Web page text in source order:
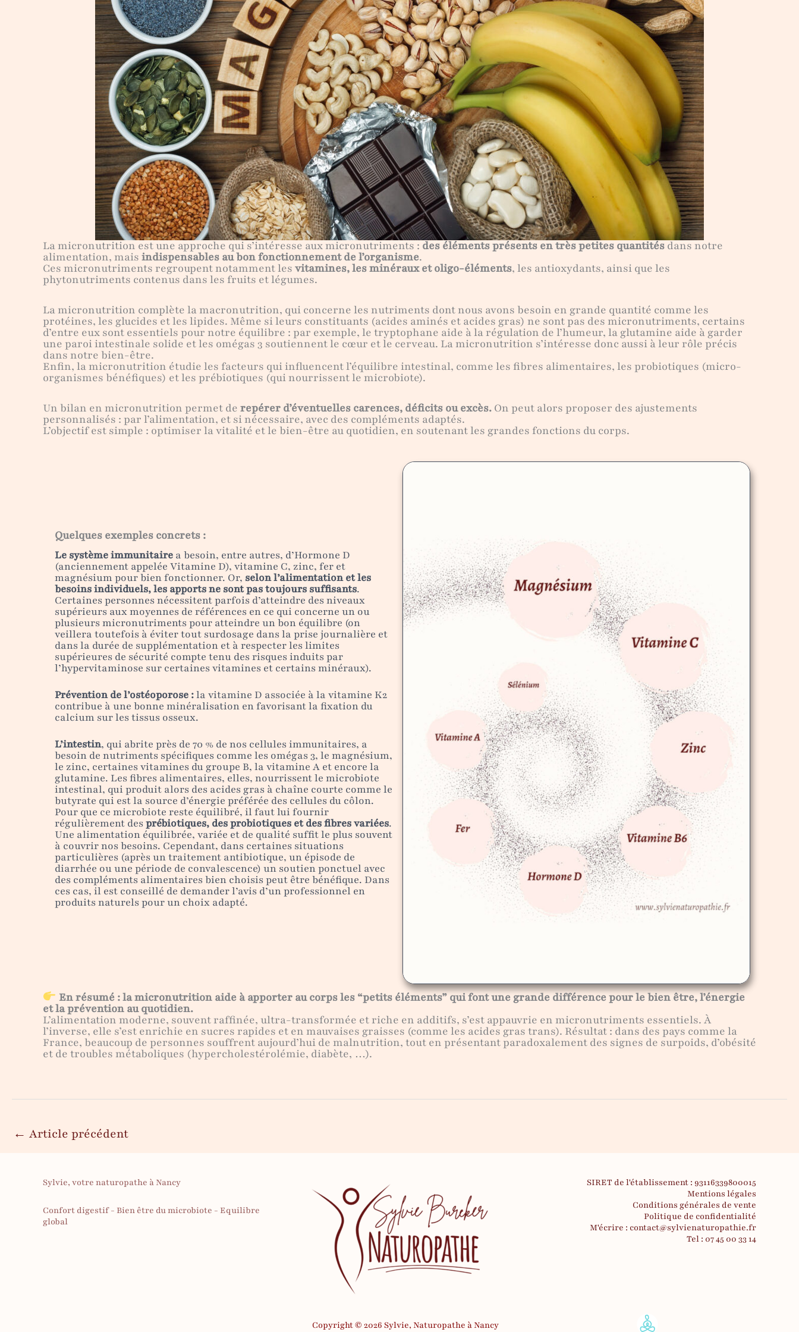
La micronutrition est une approche qui s’intéresse aux micronutriments : des éléments présents en très petites quantités dans notre
alimentation, mais indispensables au bon fonctionnement de l’organisme.
Ces micronutriments regroupent notamment les vitamines, les minéraux et oligo-éléments, les antioxydants, ainsi que les
phytonutriments contenus dans les fruits et légumes.
La micronutrition complète la macronutrition, qui concerne les nutriments dont nous avons besoin en grande quantité comme les
protéines, les glucides et les lipides. Même si leurs constituants (acides aminés et acides gras) ne sont pas des micronutriments, certains
d’entre eux sont essentiels pour notre équilibre : par exemple, le tryptophane aide à la régulation de l’humeur, la glutamine aide à garder
une paroi intestinale solide et les omégas 3 soutiennent le cœur et le cerveau. La micronutrition s’intéresse donc aussi à leur rôle précis
dans notre bien-être.
Enfin, la micronutrition étudie les facteurs qui influencent l’équilibre intestinal, comme les fibres alimentaires, les probiotiques (micro-
organismes bénéfiques) et les prébiotiques (qui nourrissent le microbiote).
Un bilan en micronutrition permet de repérer d’éventuelles carences, déficits ou excès. On peut alors proposer des ajustements
personnalisés : par l’alimentation, et si nécessaire, avec des compléments adaptés.
L’objectif est simple : optimiser la vitalité et le bien-être au quotidien, en soutenant les grandes fonctions du corps.
Quelques exemples concrets :
Le système immunitaire a besoin, entre autres, d’Hormone D
(anciennement appelée Vitamine D), vitamine C, zinc, fer et
magnésium pour bien fonctionner. Or, selon l’alimentation et les
besoins individuels, les apports ne sont pas toujours suffisants.
Certaines personnes nécessitent parfois d’atteindre des niveaux
supérieurs aux moyennes de références en ce qui concerne un ou
plusieurs micronutriments pour atteindre un bon équilibre (on
veillera toutefois à éviter tout surdosage dans la prise journalière et
dans la durée de supplémentation et à respecter les limites
supérieures de sécurité compte tenu des risques induits par
l’hypervitaminose sur certaines vitamines et certains minéraux).
Prévention de l’ostéoporose :la vitamine D associée à la vitamine K2
contribue à une bonne minéralisation en favorisant la fixation du
calcium sur les tissus osseux.
L’intestin, qui abrite près de 70 % de nos cellules immunitaires, a
besoin de nutriments spécifiques comme les omégas 3, le magnésium,
le zinc, certaines vitamines du groupe B, la vitamine A et encore la
glutamine. Les fibres alimentaires, elles, nourrissent le microbiote
intestinal, qui produit alors des acides gras à chaîne courte comme le
butyrate qui est la source d’énergie préférée des cellules du côlon.
Pour que ce microbiote reste équilibré, il faut lui fournir
régulièrement desprébiotiques, des probiotiques et des fibres variées.
Une alimentation équilibrée, variée et de qualité suffit le plus souvent
à couvrir nos besoins. Cependant, dans certaines situations
particulières (après un traitement antibiotique, un épisode de
diarrhée ou une période de convalescence) un soutien ponctuel avec
des compléments alimentaires bien choisis peut être bénéfique. Dans
ces cas, il est conseillé de demander l’avis d’un professionnel en
produits naturels pour un choix adapté.
En résumé : la micronutrition aide à apporter au corps les “petits éléments” qui font une grande différence pour le bien être, l’énergie
et la prévention au quotidien.
L’alimentation moderne, souvent raffinée, ultra-transformée et riche en additifs, s’est appauvrie en micronutriments essentiels. À
l’inverse, elle s’est enrichie en sucres rapides et en mauvaises graisses (comme les acides gras trans). Résultat : dans des pays comme la
France, beaucoup de personnes souffrent aujourd’hui de malnutrition, tout en présentant paradoxalement des signes de surpoids, d’obésité
et de troubles métaboliques (hypercholestérolémie, diabète, …).
← Article précédent
Sylvie, votre naturopathe à Nancy
Confort digestif - Bien être du microbiote - Equilibre
global
SIRET de l'établissement : 93116339800015
Mentions légales
Conditions générales de vente
Politique de confidentialité
M'écrire : contact@sylvienaturopathie.fr
Tel : 07 45 00 33 14
Copyright © 2026 Sylvie, Naturopathe à Nancy